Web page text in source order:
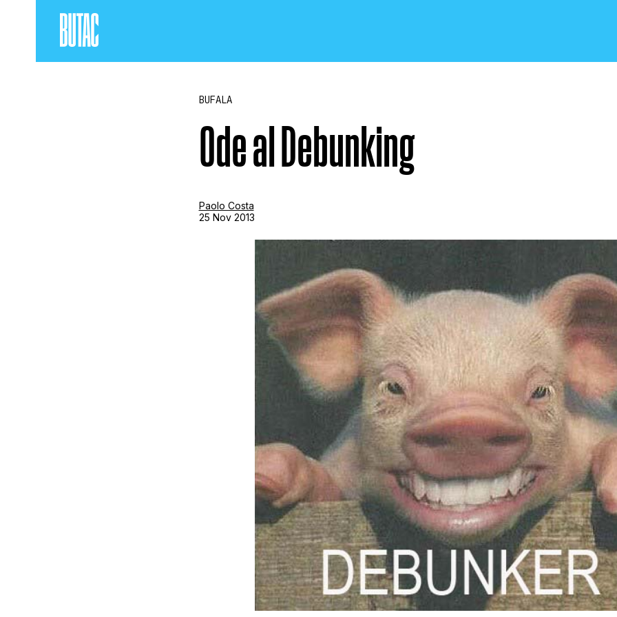
CRONACA E POLITICA
SALUTE E MEDICINA
STORIA E CITAZIONI
INTRATTENIMENTO
COMPLOTTI, LEGGENDE URBANE ED
EDITORIALI
TRUFFE E SOCIAL NETWORK
CLIMA ED ENERGIA
BUFALA
Ode al Debunking
Paolo Costa
25 Nov 2013